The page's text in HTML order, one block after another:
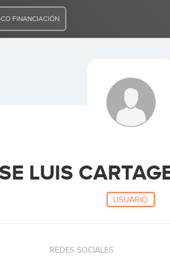
FINANCIACIÓN
LUIS
USUARIO
REDES SOCIALES